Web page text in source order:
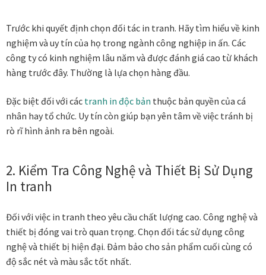
Trước khi quyết định chọn đối tác in tranh. Hãy tìm hiểu về kinh
nghiệm và uy tín của họ trong ngành công nghiệp in ấn. Các
công ty có kinh nghiệm lâu năm và được đánh giá cao từ khách
hàng trước đây. Thường là lựa chọn hàng đầu.
Đặc biệt đối với các tranh in độc bản thuộc bản quyền của cá
nhân hay tổ chức. Uy tín còn giúp bạn yên tâm về việc tránh bị
rò rĩ hình ảnh ra bên ngoài.
2. Kiểm Tra Công Nghệ và Thiết Bị Sử Dụng
In tranh
Đối với việc in tranh theo yêu cầu chất lượng cao. Công nghệ và
thiết bị đóng vai trò quan trọng. Chọn đối tác sử dụng công
nghệ và thiết bị hiện đại. Đảm bảo cho sản phẩm cuối cùng có
độ sắc nét và màu sắc tốt nhất.